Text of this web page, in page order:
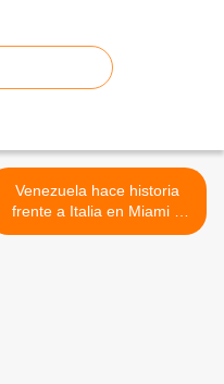
Venezuela hace historia
frente a Italia en Miami y
avanza a la final del Clásico